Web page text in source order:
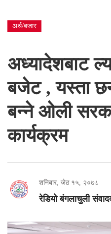
अर्थ/बजार
अध्यादेशबाट
बजेट , यस्ता
बन्ने ओली
कार्यक्रम
शनिबार, जेठ १५, २०७८
रेडियो बंगलाचुली